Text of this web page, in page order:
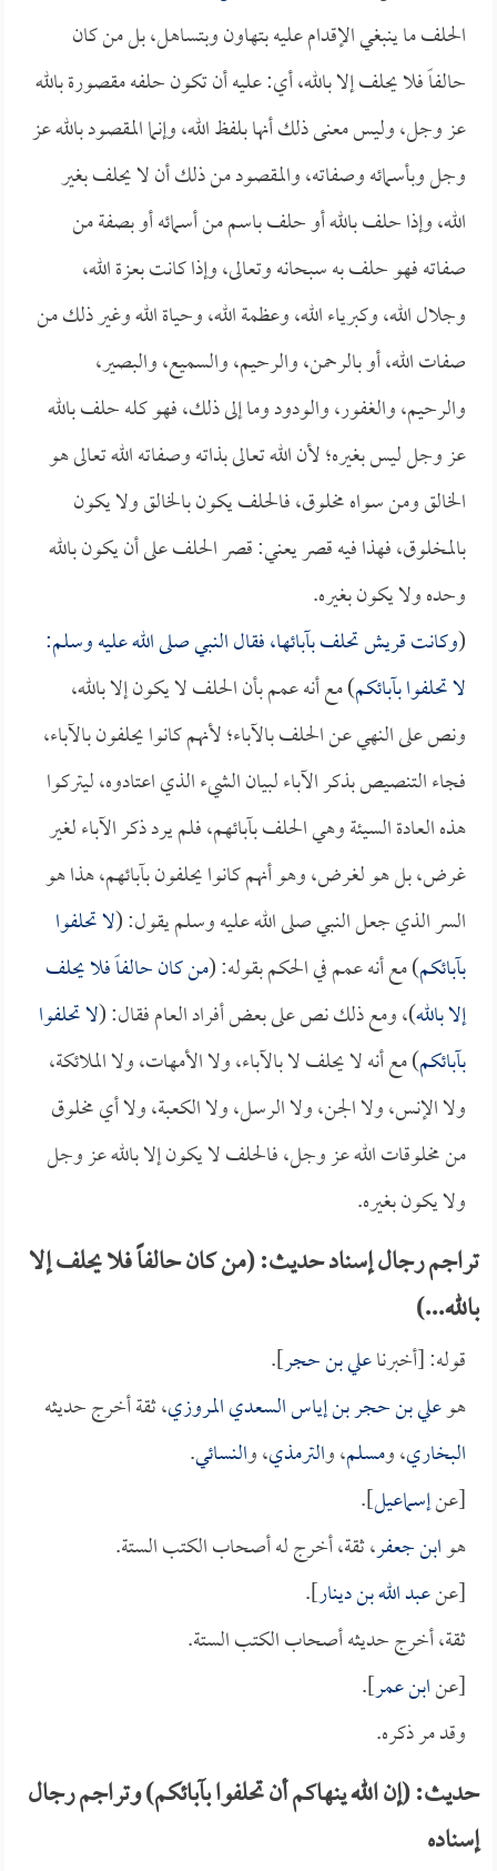
الحلف ما ينبغي الإقدام عليه بتهاون وبتساهل، بل من كان
حالفاً فلا يحلف إلا بالله، أي: عليه أن تكون حلفه مقصورة بالله
عز وجل، وليس معنى ذلك أنها بلفظ الله، وإنما المقصود بالله عز
وجل وبأسمائه وصفاته، والمقصود من ذلك أن لا يحلف بغير
الله، وإذا حلف بالله أو حلف باسم من أسمائه أو بصفة من
صفاته فهو حلف به سبحانه وتعالى، وإذا كانت بعزة الله،
وجلال الله، وكبرياء الله، وعظمة الله، وحياة الله وغير ذلك من
صفات الله، أو بالرحمن، والرحيم، والسميع، والبصير،
والرحيم، والغفور، والودود وما إلى ذلك، فهو كله حلف بالله
عز وجل ليس بغيره؛ لأن الله تعالى بذاته وصفاته الله تعالى هو
الخالق ومن سواه مخلوق، فالحلف يكون بالخالق ولا يكون
بالمخلوق، فهذا فيه قصر يعني: قصر الحلف على أن يكون بالله
وحده ولا يكون بغيره.
(وكانت قريش تحلف بآبائها، فقال النبي صلى الله عليه وسلم:
لا تحلفوا بآبائكم) مع أنه عمم بأن الحلف لا يكون إلا بالله،
ونص على النهي عن الحلف بالآباء؛ لأنهم كانوا يحلفون بالآباء،
فجاء التنصيص بذكر الآباء لبيان الشيء الذي اعتادوه، ليتركوا
هذه العادة السيئة وهي الحلف بآبائهم، فلم يرد ذكر الآباء لغير
غرض، بل هو لغرض، وهو أنهم كانوا يحلفون بآبائهم، هذا هو
السر الذي جعل النبي صلى الله عليه وسلم يقول: (لا تحلفوا
بآبائكم) مع أنه عمم في الحكم بقوله: (من كان حالفاً فلا يحلف
إلا بالله)، ومع ذلك نص على بعض أفراد العام فقال: (لا تحلفوا
بآبائكم) مع أنه لا يحلف لا بالآباء، ولا الأمهات، ولا الملائكة،
ولا الإنس، ولا الجن، ولا الرسل، ولا الكعبة، ولا أي مخلوق
من مخلوقات الله عز وجل، فالحلف لا يكون إلا بالله عز وجل
ولا يكون بغيره.
تراجم رجال إسناد حديث: (من كان حالفاً فلا يحلف إلا
بالله...)
قوله: [أخبرناعلي بن حجر].
هوعلي بن حجر بن إياس السعدي المروزي، ثقة أخرج حديثه
البخاري، ومسلم، والترمذي، والنسائي.
[عنإسماعيل].
هوابن جعفر، ثقة، أخرج له أصحاب الكتب الستة.
[عنعبد الله بن دينار].
ثقة، أخرج حديثه أصحاب الكتب الستة.
[عنابن عمر].
وقد مر ذكره.
حديث: (إن الله ينهاكم أن تحلفوا بآبائكم) وتراجم رجال
إسناده